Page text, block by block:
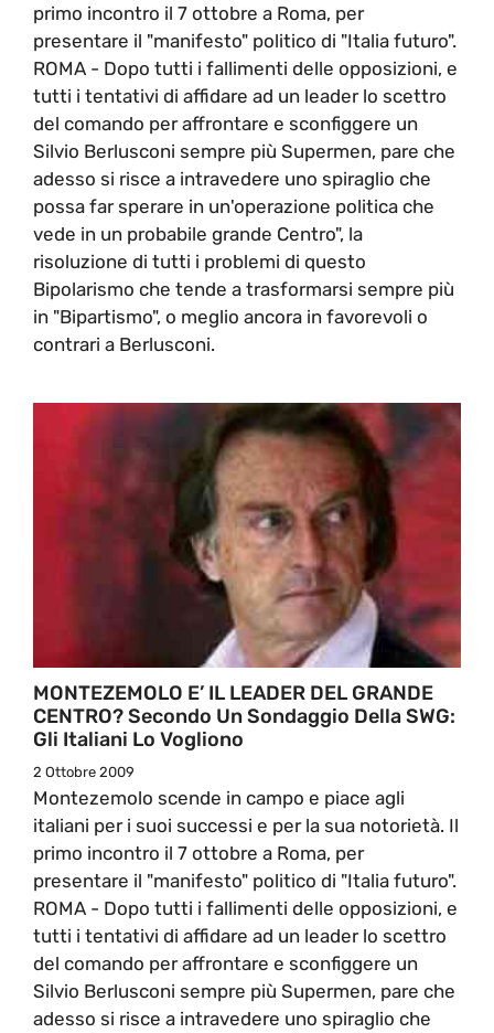
primo incontro il 7 ottobre a Roma, per
presentare il "manifesto" politico di "Italia futuro".
ROMA - Dopo tutti i fallimenti delle opposizioni, e
tutti i tentativi di affidare ad un leader lo scettro
del comando per affrontare e sconfiggere un
Silvio Berlusconi sempre più Supermen, pare che
adesso si risce a intravedere uno spiraglio che
possa far sperare in un'operazione politica che
vede in un probabile grande Centro", la
risoluzione di tutti i problemi di questo
Bipolarismo che tende a trasformarsi sempre più
in "Bipartismo", o meglio ancora in favorevoli o
contrari a Berlusconi.
MONTEZEMOLO E’ IL LEADER DEL GRANDE
CENTRO? Secondo Un Sondaggio Della SWG:
Gli Italiani Lo Vogliono
2 Ottobre 2009
Montezemolo scende in campo e piace agli
italiani per i suoi successi e per la sua notorietà. Il
primo incontro il 7 ottobre a Roma, per
presentare il "manifesto" politico di "Italia futuro".
ROMA - Dopo tutti i fallimenti delle opposizioni, e
tutti i tentativi di affidare ad un leader lo scettro
del comando per affrontare e sconfiggere un
Silvio Berlusconi sempre più Supermen, pare che
adesso si risce a intravedere uno spiraglio che